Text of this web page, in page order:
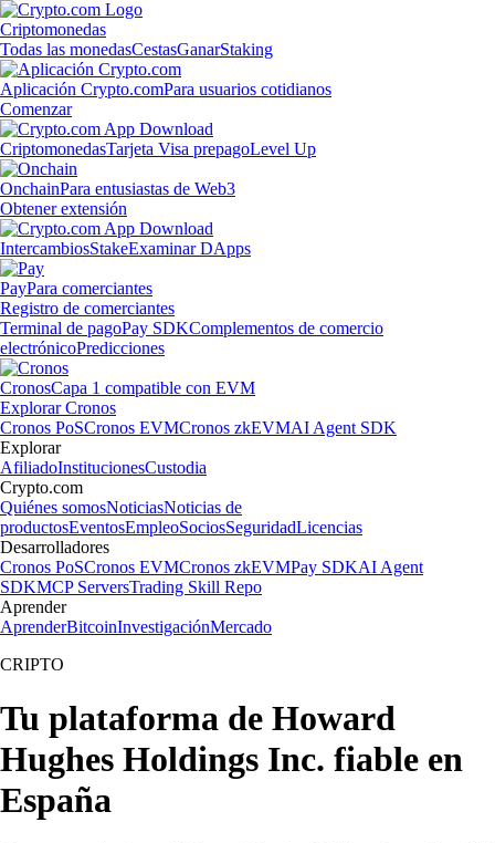
Criptomonedas
Todas las monedasCestasGanarStaking
Aplicación Crypto.comPara usuarios cotidianos
Comenzar
CriptomonedasTarjeta Visa prepagoLevel Up
OnchainPara entusiastas de Web3
Obtener extensión
IntercambiosStakeExaminar DApps
PayPara comerciantes
Registro de comerciantes
Terminal de pagoPay SDKComplementos de comercio
electrónicoPredicciones
CronosCapa 1 compatible con EVM
Explorar Cronos
Cronos PoSCronos EVMCronos zkEVMAI Agent SDK
Explorar
AfiliadoInstitucionesCustodia
Crypto.com
Quiénes somosNoticiasNoticias de
productosEventosEmpleoSociosSeguridadLicencias
Desarrolladores
Cronos PoSCronos EVMCronos zkEVMPay SDKAI Agent
SDKMCP ServersTrading Skill Repo
Aprender
AprenderBitcoinInvestigaciónMercado
CRIPTO
Tu plataforma de Howard
Hughes Holdings Inc. fiable en
España